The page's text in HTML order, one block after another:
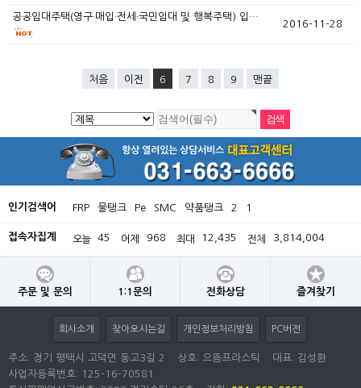
공공임대주택(영구·매입·전세·국민임대 및 행복주택) 입…
2016-11-28
처음 이전 6 7 8 9 맨끝
인기검색어 FRP 물탱크 Pe SMC 약품탱크 2 1
접속자집계 오늘 45 어제 968 최대 12,435 전체 3,814,004
주문 및 문의 1:1문의 전화상담 즐겨찾기
회사소개 찾아오시는길 개인정보처리방침 PC버전
주소: 경기 평택시 고덕면 동고3길 2 상호: 으뜸프라스틱
대표: 김성환
사업자등록번호: 125-16-70581